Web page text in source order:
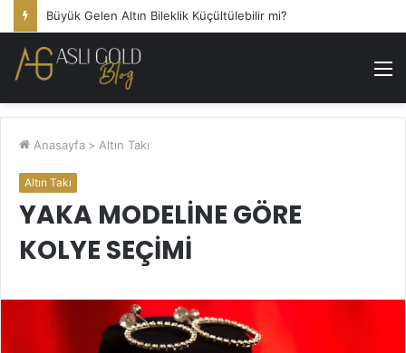
Büyük Gelen Altın Bileklik Küçültülebilir mi?
Anasayfa > Altın Takı
Altın Takı
YAKA MODELINE GÖRE
KOLYE SEÇIMI